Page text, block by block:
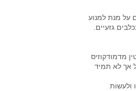
על מנת למנוע
גזעיים.
מדמודקוזיס
אך לא תמיד
ולעשות